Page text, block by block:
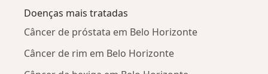
Doenças mais tratadas
Câncer de próstata em Belo Horizonte
Câncer de rim em Belo Horizonte